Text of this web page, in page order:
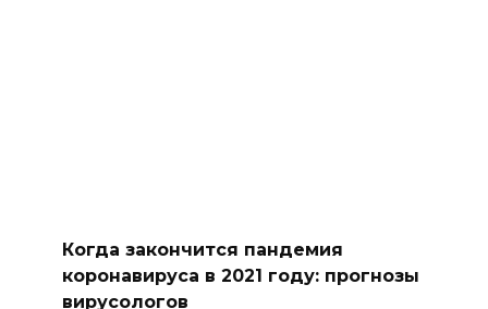
Когда закончится пандемия
коронавируса в 2021 году: прогнозы
вирусологов